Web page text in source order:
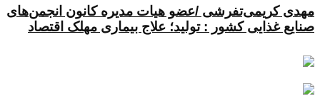
مهدی کریمی‌تفرشی /عضو هیات مدیره کانون انجمن‌های
صنایع غذایی کشور : تولید؛ علاج بیماری مهلک اقتصاد